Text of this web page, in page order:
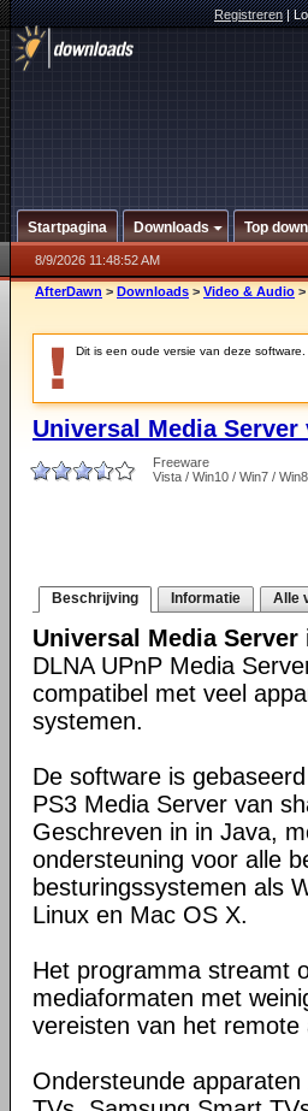
Registreren|
Startpagina Downloads Top
8/9/2026 11:48:52 AM
AfterDawn > Downloads > Video & Audio >
Dit is een oude versie van deze
Universal Media Server
Freeware
Vista / Win10 / Win7 /
Beschrijving Informatie Alle
Universal Media Server
DLNA UPnP Media
compatibel met veel
systemen.
De software is
PS3 Media Server van
Geschreven in in Java,
ondersteuning voor alle
besturingssystemen als
Linux en Mac OS X.
Het programma streamt
mediaformaten met
vereisten van het remote
Ondersteunde